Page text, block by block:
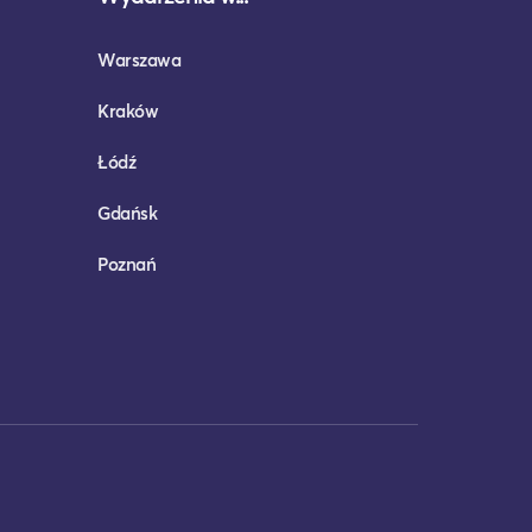
Warszawa
Kraków
Łódź
Gdańsk
Poznań